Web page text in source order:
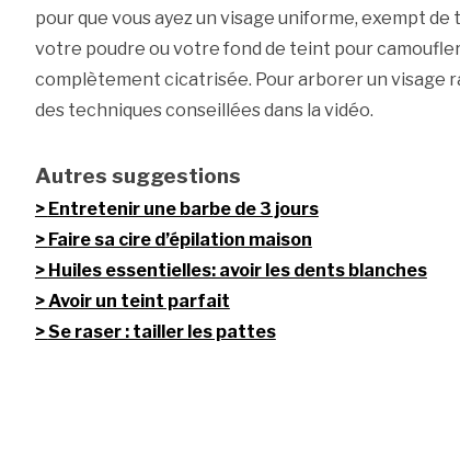
pour que vous ayez un visage uniforme, exempt
votre poudre ou votre fond de teint pour camoufler
complètement cicatrisée. Pour arborer un visage
des techniques conseillées dans la vidéo.
Autres suggestions
Entretenir une barbe de 3 jours
Faire sa cire d’épilation maison
Huiles essentielles: avoir les dents blanches
Avoir un teint parfait
Se raser : tailler les pattes